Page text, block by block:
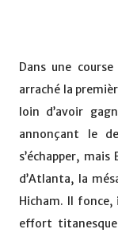
Dans une
arraché la
loin d’avoir
annonçant le
s’échapper,
d’Atlanta, la
Hicham. Il fonce,
effort